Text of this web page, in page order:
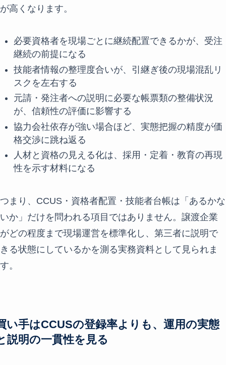
が高くなります。
必要資格者を現場ごとに継続配置できるかが、受注
継続の前提になる
技能者情報の整理度合いが、引継ぎ後の現場混乱リ
スクを左右する
元請・発注者への説明に必要な帳票類の整備状況
が、信頼性の評価に影響する
協力会社依存が強い場合ほど、実態把握の精度が価
格交渉に跳ね返る
人材と資格の見える化は、採用・定着・教育の再現
性を示す材料になる
つまり、CCUS・資格者配置・技能者台帳は「あるかな
いか」だけを問われる項目ではありません。譲渡企業
がどの程度まで現場運営を標準化し、第三者に説明で
きる状態にしているかを測る実務資料として見られま
す。
い手はCCUSの登録率よりも、運用の実態
説明の一貫性を見る